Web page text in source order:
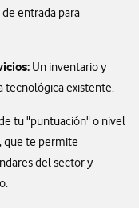
entrada para
Un inventario y
tecnológica existente.
tu "puntuación" o nivel
que te permite
del sector y